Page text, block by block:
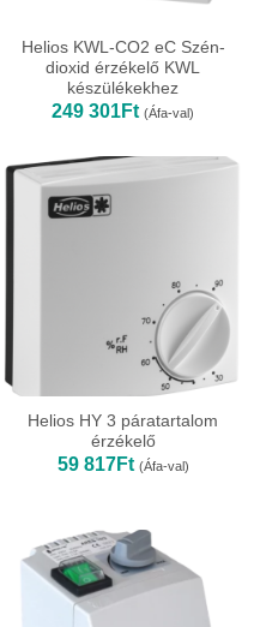
Helios KWL-CO2 eC Szén-
dioxid érzékelő KWL
készülékekhez
249 301Ft (Áfa-val)
Helios HY 3 páratartalom
érzékelő
59 817Ft (Áfa-val)